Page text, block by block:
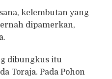
kelembutan yang
dipamerkan,
dibungkus itu
Toraja. Pada Pohon